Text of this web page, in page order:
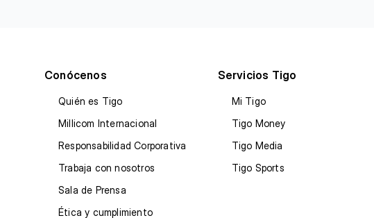
Conócenos
Quién es Tigo
Millicom Internacional
Responsabilidad Corporativa
Trabaja con nosotros
Sala de Prensa
Ética y cumplimiento
Servicios Tigo
Mi Tigo
Tigo Money
Tigo Media
Tigo Sports